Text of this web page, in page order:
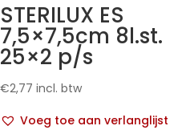
STERILUX ES
7,5×7,5cm 8l.st.
25×2 p/s
€2,77 incl. btw
Voeg toe aan verlanglijst